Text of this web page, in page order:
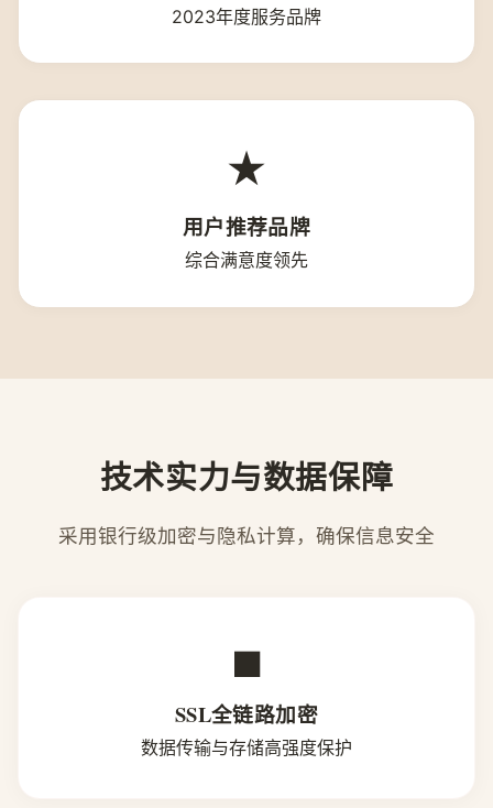
2023年度服务品牌
★
用户推荐品牌
综合满意度领先
技术实力与数据保障
采用银行级加密与隐私计算，确保信息安全
■
SSL全链路加密
数据传输与存储高强度保护